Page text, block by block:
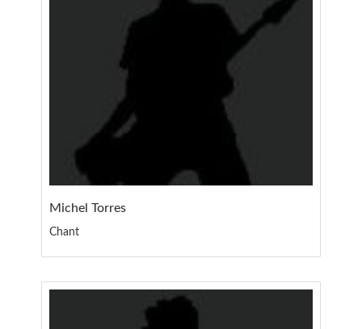
Michel Torres
Chant